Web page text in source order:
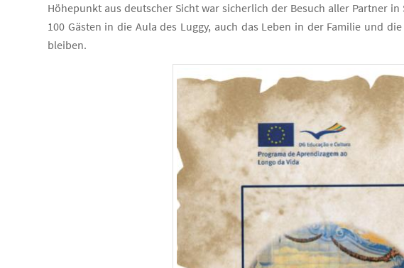
Höhepunkt aus deutscher Sicht war sicherlich der Besuch aller Partner
100 Gästen in die Aula des Luggy, auch das Leben in der Familie und
bleiben.